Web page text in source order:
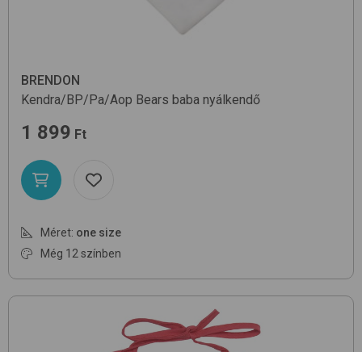
BRENDON
Kendra/BP/Pa/Aop Bears baba nyálkendő
1 899 Ft
Méret: one size
Még 12 színben